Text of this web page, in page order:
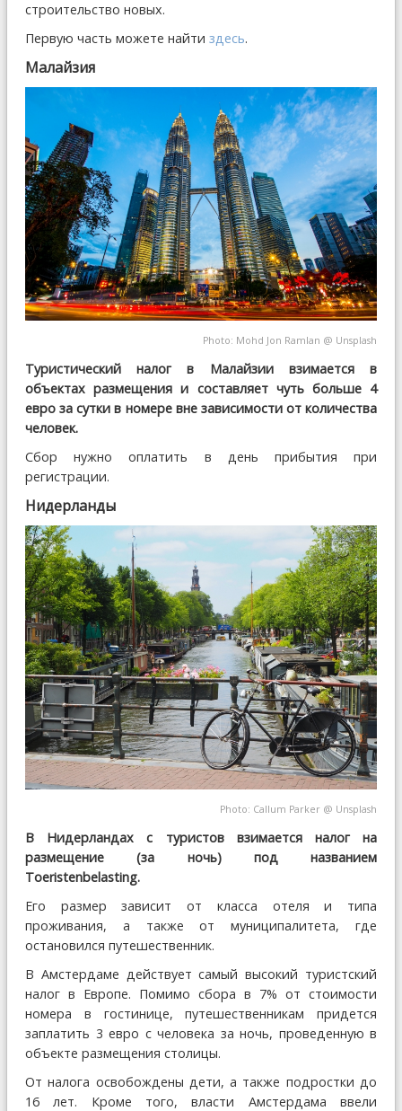
строительство новых.
Первую часть можете найти здесь.
Малайзия
Photo: Mohd Jon Ramlan @ Unsplash
Туристический налог в Малайзии взимается в
объектах размещения и составляет чуть больше 4
евро за сутки в номере вне зависимости от количества
человек.
Сбор нужно оплатить в день прибытия при
регистрации.
Нидерланды
Photo: Callum Parker @ Unsplash
В Нидерландах с туристов взимается налог на
размещение (за ночь) под названием
Toeristenbelasting.
Его размер зависит от класса отеля и типа
проживания, а также от муниципалитета, где
остановился путешественник.
В Амстердаме действует самый высокий туристский
налог в Европе. Помимо сбора в 7% от стоимости
номера в гостинице, путешественникам придется
заплатить 3 евро с человека за ночь, проведенную в
объекте размещения столицы.
От налога освобождены дети, а также подростки до
16 лет. Кроме того, власти Амстердама ввели